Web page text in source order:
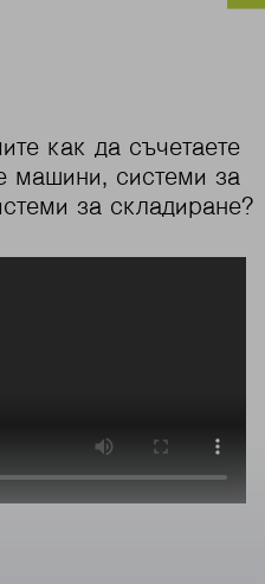
как да съчетаете
машини, системи за
за складиране?